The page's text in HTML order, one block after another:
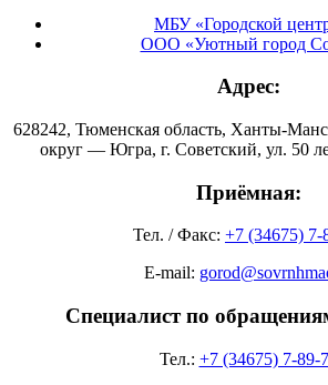
МБУ «Городской
ООО «Уютный город
Адрес:
628242, Тюменская область, Ханты-
округ — Югра, г. Советский, ул. 50
Приёмная:
Тел. / Факс: +7 (34675) 7-
E-mail:
Специалист по
Тел.: +7 (34675) 7-89-